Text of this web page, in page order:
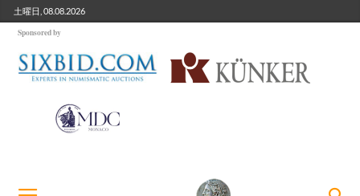
土曜日, 08.08.2026
Sponsored by